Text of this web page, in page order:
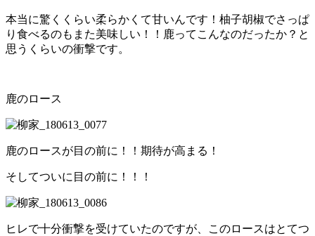
本当に驚くくらい柔らかくて甘いんです！柚子胡椒でさっぱ
り食べるのもまた美味しい！！鹿ってこんなのだったか？と
思うくらいの衝撃です。
鹿のロース
鹿のロースが目の前に！！期待が高まる！
そしてついに目の前に！！！
ヒレで十分衝撃を受けていたのですが、このロースはとてつ